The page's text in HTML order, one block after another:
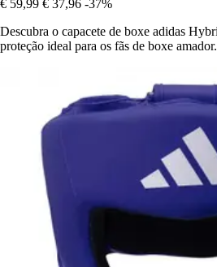
€ 59,99 € 37,96 -37%
Descubra o capacete de boxe adidas
proteção ideal para os fãs de boxe amador.